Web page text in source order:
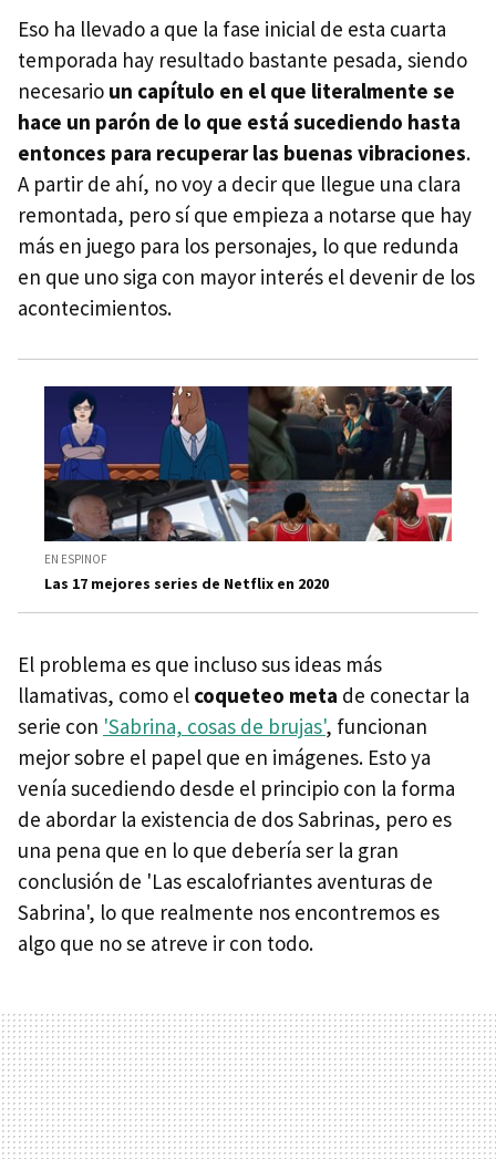
Eso ha llevado a que la fase inicial de esta cuarta
temporada hay resultado bastante pesada, siendo
necesario un capítulo en el que literalmente se
hace un parón de lo que está sucediendo hasta
entonces para recuperar las buenas vibraciones.
A partir de ahí, no voy a decir que llegue una clara
remontada, pero sí que empieza a notarse que hay
más en juego para los personajes, lo que redunda
en que uno siga con mayor interés el devenir de los
acontecimientos.
EN ESPINOF
Las 17 mejores series de Netflix en 2020
El problema es que incluso sus ideas más
llamativas, como el coqueteo meta de conectar la
serie con 'Sabrina, cosas de brujas', funcionan
mejor sobre el papel que en imágenes. Esto ya
venía sucediendo desde el principio con la forma
de abordar la existencia de dos Sabrinas, pero es
una pena que en lo que debería ser la gran
conclusión de 'Las escalofriantes aventuras de
Sabrina', lo que realmente nos encontremos es
algo que no se atreve ir con todo.